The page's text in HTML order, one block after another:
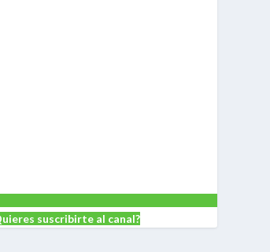
suscribirte al canal?